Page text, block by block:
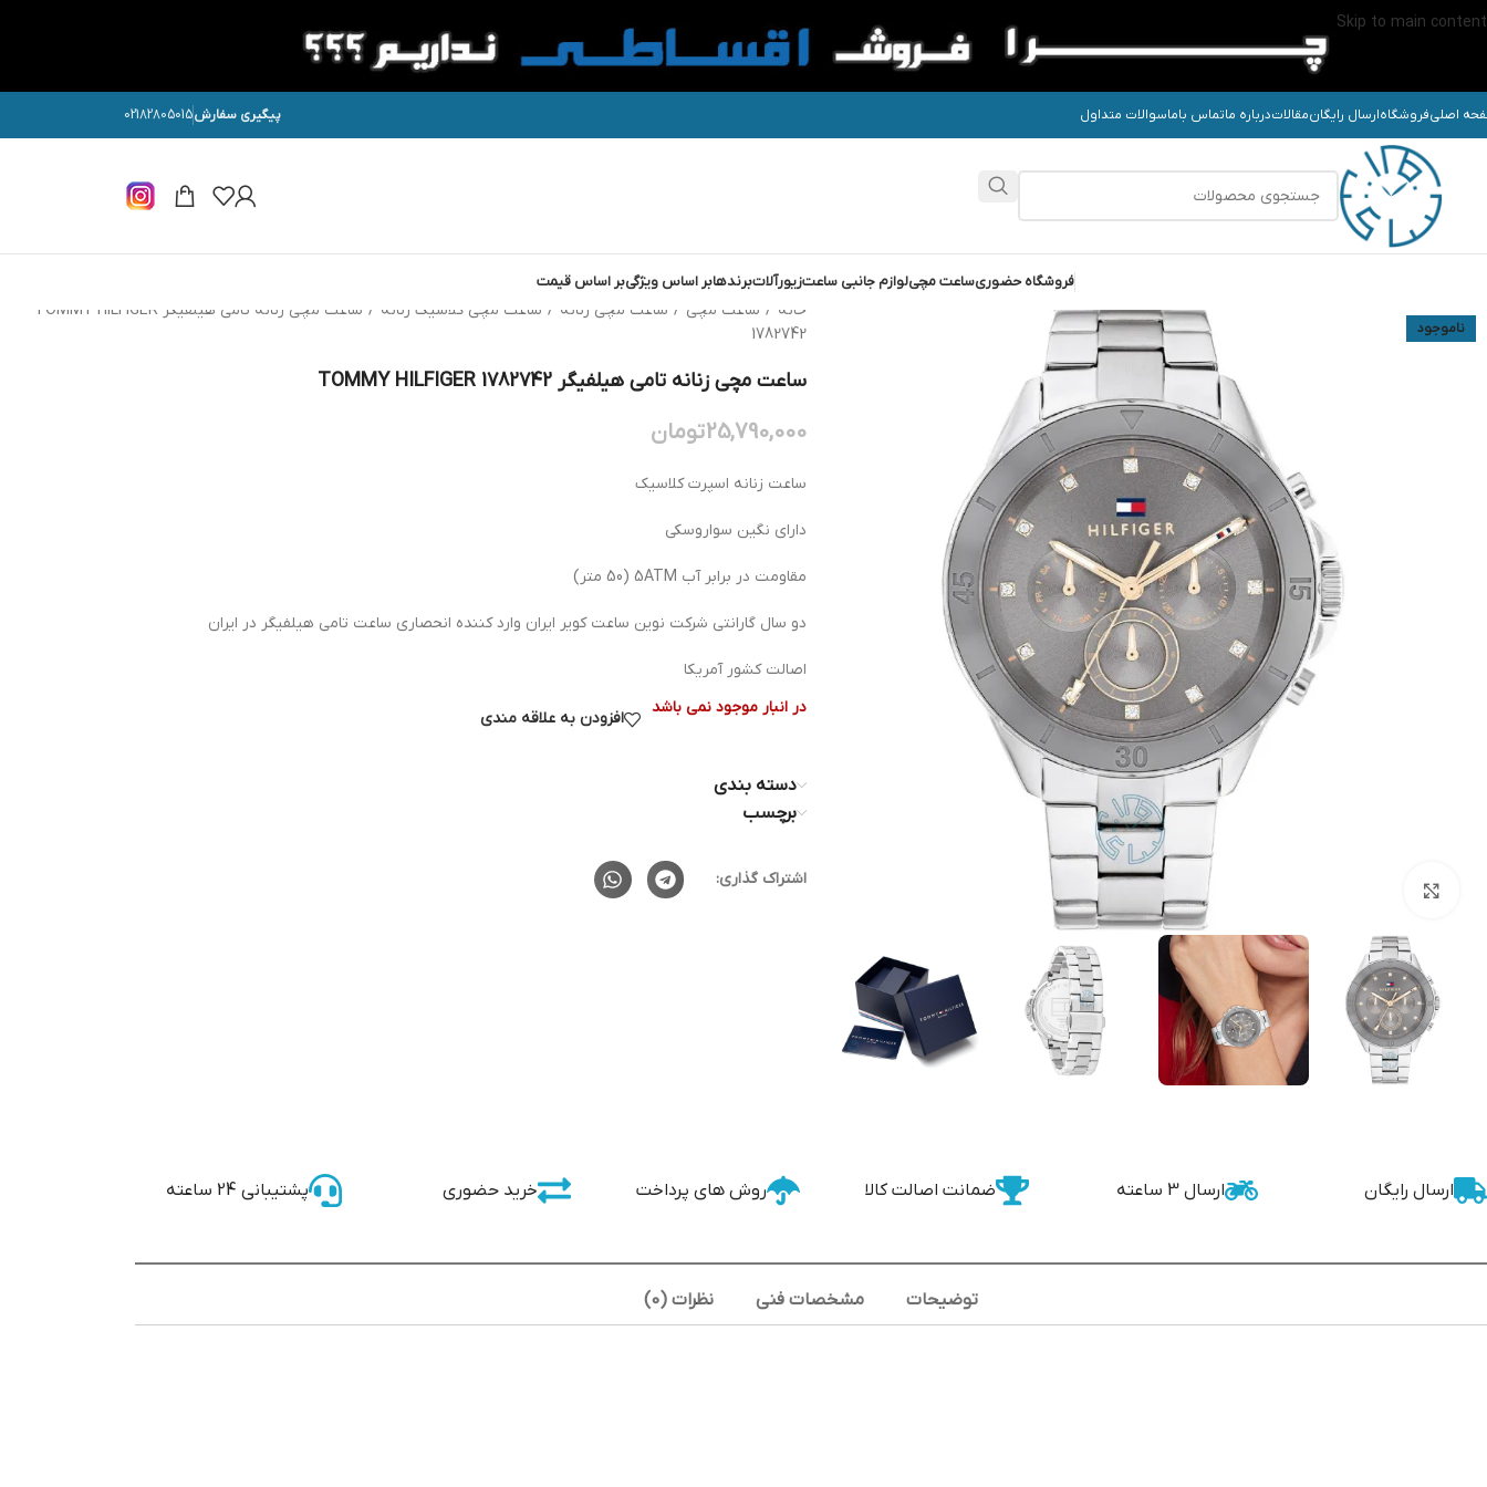
Skip to main content
اصلیفروشگاهارسال رایگانمقالاتدرباره ماتماس باماسوالات متداول پیگیری سفارش02182805015
فروشگاه حضوریساعت مچیلوازم جانبی ساعتزیورآلاتبرندهابر اساس ویژگیبر اساس قیمت
ناموجود
خانه / ساعت مچی / ساعت مچی زنانه / ساعت مچی کلاسیک زنانه /
ساعت مچی زنانه تامی هیلفیگر TOMMY HILFIGER
1782742
ساعت مچی زنانه تامی هیلفیگر TOMMY HILFIGER 1782742
25,790,000تومان
ساعت زنانه اسپرت کلاسیک
دارای نگین سواروسکی
مقاومت در برابر آب 5ATM (50 متر)
دو سال گارانتی شرکت نوین ساعت کویر ایران وارد کننده انحصاری ساعت تامی هیلفیگر در ایران
اصالت کشور آمریکا
در انبار موجود نمی باشد
افزودن به علاقه مندی
دسته بندی
برچسب
اشتراک گذاری:
ارسال رایگان ارسال 3 ساعته ضمانت اصالت کالا روش های پرداخت خرید حضوری پشتیبانی 24 ساعته
توضیحات مشخصات فنی نظرات (0)